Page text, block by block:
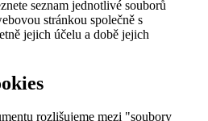
seznam jednotlivé souborů
stránkou společně s
jejich účelu a době jejich
rozlišujeme mezi "soubory